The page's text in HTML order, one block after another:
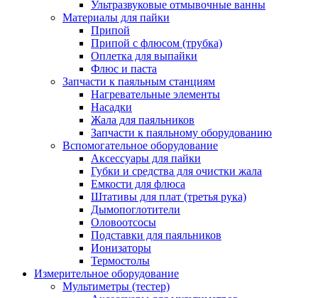
Ультразвуковые отмывочные ванны
Материалы для пайки
Припой
Припой с флюсом (трубка)
Оплетка для выпайки
Флюс и паста
Запчасти к паяльным станциям
Нагревательные элементы
Насадки
Жала для паяльников
Запчасти к паяльному оборудованию
Вспомогательное оборудование
Аксессуары для пайки
Губки и средства для очистки жала
Емкости для флюса
Штативы для плат (третья рука)
Дымопоглотители
Оловоотсосы
Подставки для паяльников
Ионизаторы
Термостолы
Измерительное оборудование
Мультиметры (тестер)